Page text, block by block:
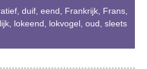
duif eend Frankrijk Frans
lokeend lokvogel oud sleets